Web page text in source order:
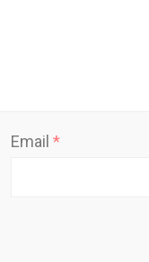
Email *